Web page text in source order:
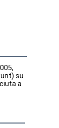
su
a